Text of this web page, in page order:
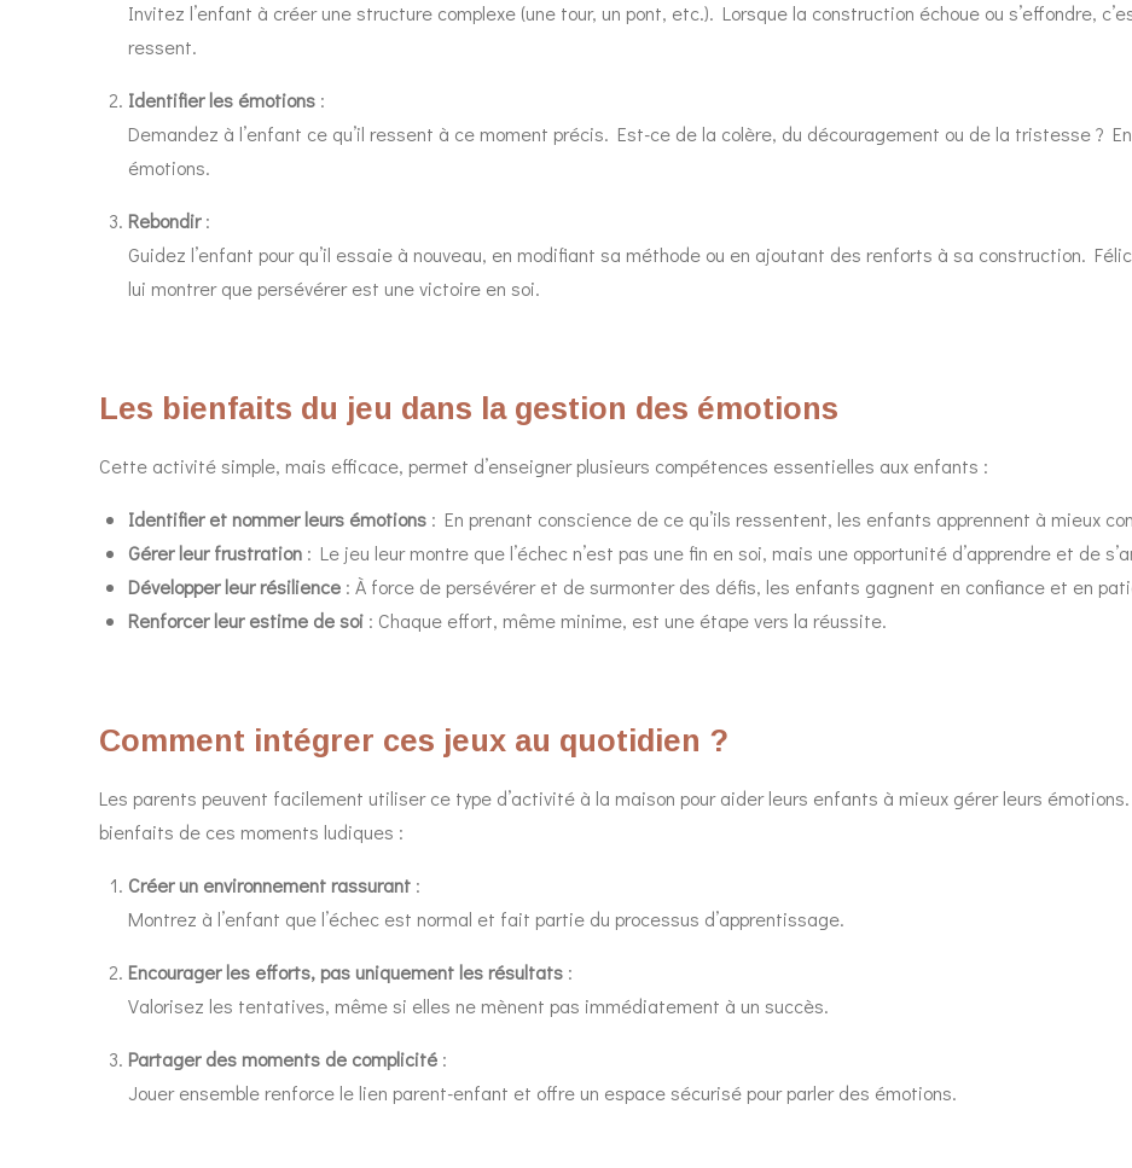
Invitez l’enfant à créer une structure complexe (une tour, un pont, etc.). Lorsque la construction échoue ou s’effondre,
ressent.
Identifier les émotions :
Demandez à l’enfant ce qu’il ressent à ce moment précis. Est-ce de la colère, du découragement ou de la tristesse ?
émotions.
Rebondir:
Guidez l’enfant pour qu’il essaie à nouveau, en modifiant sa méthode ou en ajoutant des renforts à sa construction.
lui montrer que persévérer est une victoire en soi.
Les bienfaits du jeu dans la gestion des émotions
Cette activité simple, mais efficace, permet d’enseigner plusieurs compétences essentielles aux enfants :
Identifier et nommer leurs émotions : En prenant conscience de ce qu’ils ressentent, les enfants apprennent à mieux
Gérer leur frustration : Le jeu leur montre que l’échec n’est pas une fin en soi, mais une opportunité d’apprendre et de
Développer leur résilience : À force de persévérer et de surmonter des défis, les enfants gagnent en confiance et en
Renforcer leur estime de soi : Chaque effort, même minime, est une étape vers la réussite.
Comment intégrer ces jeux au quotidien ?
Les parents peuvent facilement utiliser ce type d’activité à la maison pour aider leurs enfants à mieux gérer leurs
bienfaits de ces moments ludiques :
Créer un environnement rassurant :
Montrez à l’enfant que l’échec est normal et fait partie du processus d’apprentissage.
Encourager les efforts, pas uniquement les résultats :
Valorisez les tentatives, même si elles ne mènent pas immédiatement à un succès.
Partager des moments de complicité :
Jouer ensemble renforce le lien parent-enfant et offre un espace sécurisé pour parler des émotions.